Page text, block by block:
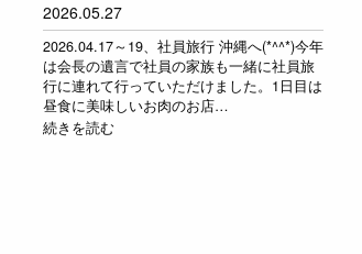
2026.05.27
2026.04.17～19、社員旅行 沖縄へ(*^^*)今年
は会長の遺言で社員の家族も一緒に社員旅
行に連れて行っていただけました。1日目は
昼食に美味しいお肉のお店…
続きを読む